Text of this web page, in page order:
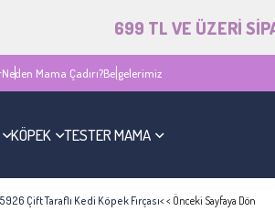
699 TL VE ÜZERİ
Neden Mama Çadırı?Belgelerimiz
KÖPEK TESTER MAMA
Çift Taraflı Kedi Köpek Fırçası< < Önceki Sayfaya Dön